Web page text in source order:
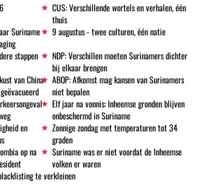
CUS: Verschillende wortels en verhalen, één
thuis
Suriname
9 augustus - twee culturen, één natie
stappen
NDP: Verschillen moeten Surinamers dichter
bij elkaar brengen
van China: ABOP: Afkomst mag kansen van Surinamers
niet bepalen
Elf jaar na vonnis: Inheemse gronden blijven
onbeschermd in Suriname
en
Zonnige zondag met temperaturen tot 34
graden
op na
Suriname was er niet voordat de Inheemse
volken er waren
te verkleinen